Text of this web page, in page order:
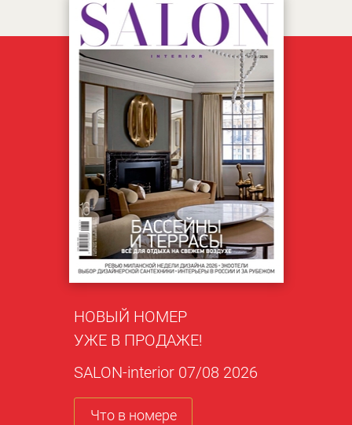
НОВЫЙ НОМЕР
УЖЕ В ПРОДАЖЕ!
SALON-interior 07/08 2026
Что в номере